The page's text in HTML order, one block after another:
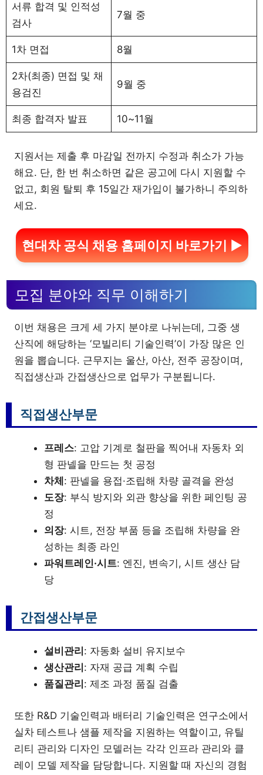
서류 합격 및 인적성
검사
7월 중
1차 면접 8월
2차(최종) 면접 및 채
용검진
9월 중
최종 합격자 발표 10~11월
지원서는 제출 후 마감일 전까지 수정과 취소가 가능
해요. 단, 한 번 취소하면 같은 공고에 다시 지원할 수
없고, 회원 탈퇴 후 15일간 재가입이 불가하니 주의하
세요.
현대차 공식 채용 홈페이지 바로가기 ▶
모집 분야와 직무 이해하기
이번 채용은 크게 세 가지 분야로 나뉘는데, 그중 생
산직에 해당하는 ‘모빌리티 기술인력’이 가장 많은 인
원을 뽑습니다. 근무지는 울산, 아산, 전주 공장이며,
직접생산과 간접생산으로 업무가 구분됩니다.
직접생산부문
프레스: 고압 기계로 철판을 찍어내 자동차 외
형 판넬을 만드는 첫 공정
차체 : 판넬을 용접·조립해 차량 골격을 완성
도장: 부식 방지와 외관 향상을 위한 페인팅 공
정
의장: 시트, 전장 부품 등을 조립해 차량을 완
성하는 최종 라인
파워트레인·시트: 엔진, 변속기, 시트 생산 담
당
간접생산부문
설비관리 : 자동화 설비 유지보수
생산관리 : 자재 공급 계획 수립
품질관리 : 제조 과정 품질 검출
또한 R&D 기술인력과 배터리 기술인력은 연구소에서
실차 테스트나 샘플 제작을 지원하는 역할이고, 유틸
리티 관리와 디자인 모델러는 각각 인프라 관리와 클
레이 모델 제작을 담당합니다. 지원할 때 자신의 경험